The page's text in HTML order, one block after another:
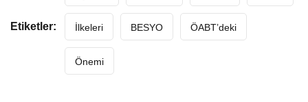
Etiketler: İlkeleri BESYO ÖABT’deki
Önemi